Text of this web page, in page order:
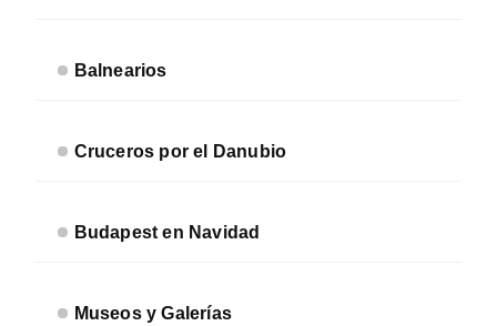
Balnearios
Cruceros por el Danubio
Budapest en Navidad
Museos y Galerías